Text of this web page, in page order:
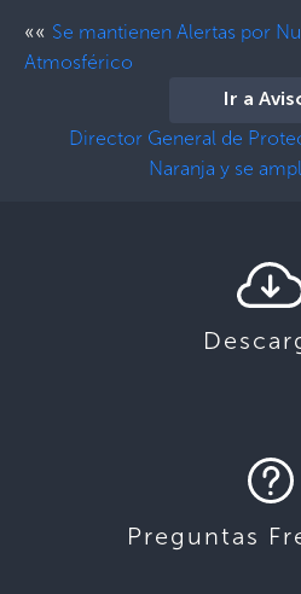
«« Se mantienen Alertas por
Atmosférico
Ir a
Director General de
Naranja y se
Preguntas